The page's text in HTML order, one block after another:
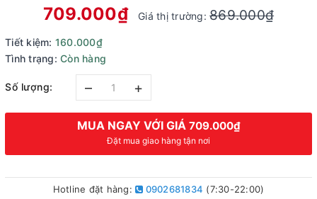
709.000₫ Giá thị trường:869.000₫
Tiết kiệm: 160.000₫
Tình trạng: Còn hàng
Số lượng: – +
MUA NGAY VỚI GIÁ 709.000₫
Đặt mua giao hàng tận nơi
Hotline đặt hàng: 0902681834 (7:30-22:00)